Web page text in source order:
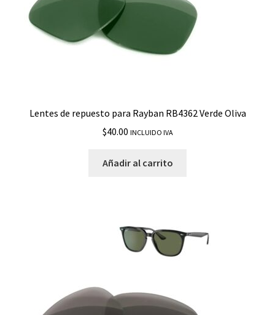
Lentes de repuesto para Rayban RB4362 Verde Oliva
$40.00 INCLUIDO IVA
Añadir al carrito